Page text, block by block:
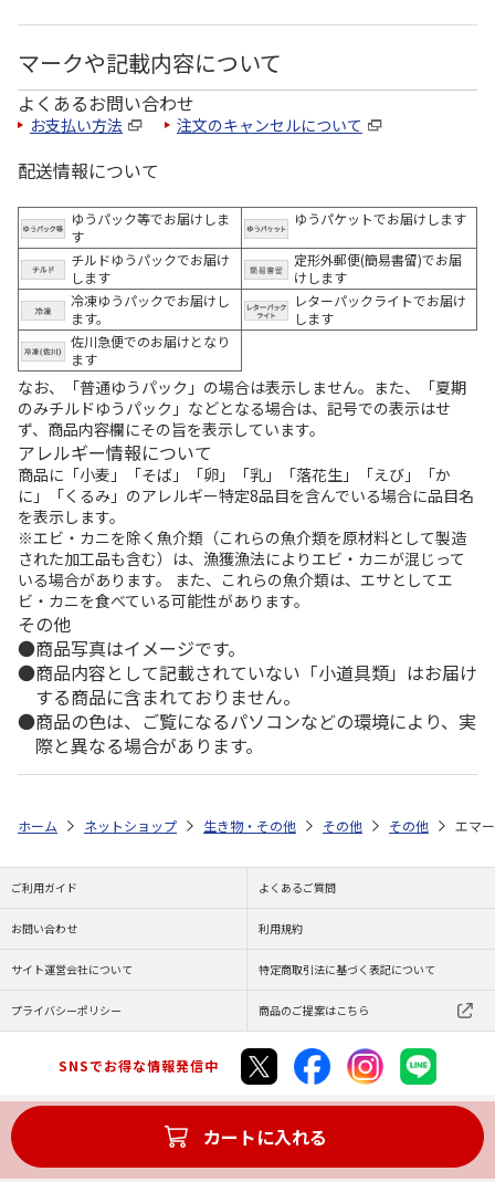
マークや記載内容について
よくあるお問い合わせ
お支払い方法 注文のキャンセルについて
配送情報について
ゆうパック等でお届けしま
す
ゆうパケットでお届けします
チルドゆうパックでお届け
します
定形外郵便(簡易書留)でお届
けします
冷凍ゆうパックでお届けし
ます。
レターパックライトでお届け
します
佐川急便でのお届けとなり
ます
なお、「普通ゆうパック」の場合は表示しません。また、「夏期
のみチルドゆうパック」などとなる場合は、記号での表示はせ
ず、商品内容欄にその旨を表示しています。
アレルギー情報について
商品に「小麦」「そば」「卵」「乳」「落花生」「えび」「か
に」「くるみ」のアレルギー特定8品目を含んでいる場合に品目名
を表示します。
※エビ・カニを除く魚介類（これらの魚介類を原材料として製造
された加工品も含む）は、漁獲漁法によりエビ・カニが混じって
いる場合があります。 また、これらの魚介類は、エサとしてエ
ビ・カニを食べている可能性があります。
その他
商品写真はイメージです。
商品内容として記載されていない「小道具類」はお届け
する商品に含まれておりません。
商品の色は、ご覧になるパソコンなどの環境により、実
際と異なる場合があります。
カートに入れる
ホーム ネットショップ 生き物・その他 その他 その他 エマ
ご利用ガイド よくあるご質問
お問い合わせ 利用規約
サイト運営会社について 特定商取引法に基づく表記について
プライバシーポリシー 商品のご提案はこちら
SNSでお得な情報発信中